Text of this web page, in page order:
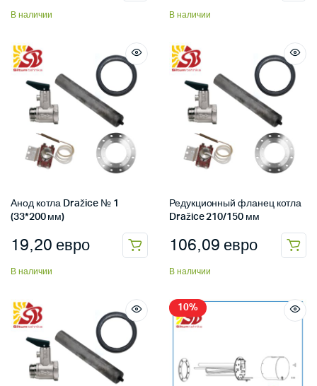
В наличии В наличии
Анод котла Dražice № 1
(33*200 мм)
19,20 евро
В наличии
Редукционный фланец котла
Dražice 210/150 мм
106,09 евро
В наличии
10%